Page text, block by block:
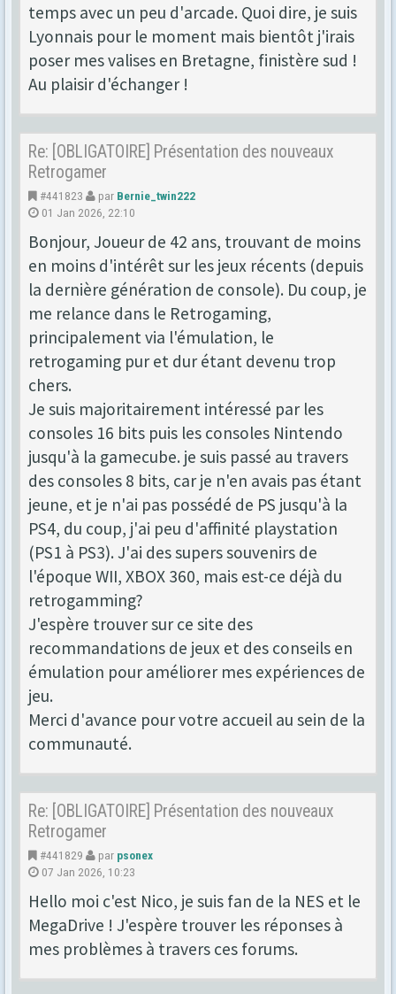
temps avec un peu d'arcade. Quoi dire, je suis
Lyonnais pour le moment mais bientôt j'irais
poser mes valises en Bretagne, finistère sud !
Au plaisir d'échanger !
Re: [OBLIGATOIRE] Présentation des nouveaux
Retrogamer
#441823 par Bernie_twin222
01 Jan 2026, 22:10
Bonjour, Joueur de 42 ans, trouvant de moins
en moins d'intérêt sur les jeux récents (depuis
la dernière génération de console). Du coup, je
me relance dans le Retrogaming,
principalement via l'émulation, le
retrogaming pur et dur étant devenu trop
chers.
Je suis majoritairement intéressé par les
consoles 16 bits puis les consoles Nintendo
jusqu'à la gamecube. je suis passé au travers
des consoles 8 bits, car je n'en avais pas étant
jeune, et je n'ai pas possédé de PS jusqu'à la
PS4, du coup, j'ai peu d'affinité playstation
(PS1 à PS3). J'ai des supers souvenirs de
l'époque WII, XBOX 360, mais est-ce déjà du
retrogamming?
J'espère trouver sur ce site des
recommandations de jeux et des conseils en
émulation pour améliorer mes expériences de
jeu.
Merci d'avance pour votre accueil au sein de la
communauté.
Re: [OBLIGATOIRE] Présentation des nouveaux
Retrogamer
#441829 par psonex
07 Jan 2026, 10:23
Hello moi c'est Nico, je suis fan de la NES et le
MegaDrive ! J'espère trouver les réponses à
mes problèmes à travers ces forums.